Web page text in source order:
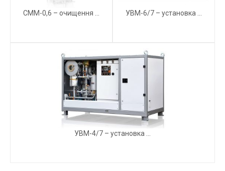
СММ-0,6 – очищення ... УВМ-6/7 – установка ...
УВМ-4/7 – установка ...